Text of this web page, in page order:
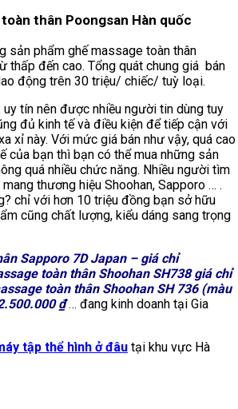
thân Poongsan Hàn quốc
sản phẩm ghế massage toàn thân
thấp đến cao. Tổng quát chung giá bán
động trên 30 triệu/ chiếc/ tuỳ loại.
uy tín nên được nhiều người tin dùng tuy
đủ kinh tế và điều kiện để tiếp cận với
xỉ này. Với mức giá bán như vậy, quá cao
của bạn thì bạn có thể mua những sản
quá nhiều chức năng. Nhiều người tìm
thương hiệu Shoohan, Sapporo … .
chỉ với hơn 10 triệu đồng bạn sở hữu
cũng chất lượng, kiểu dáng sang trọng
Sapporo 7D Japan – giá chỉ
toàn thân Shoohan SH738 giá chỉ
toàn thân Shoohan SH 736 (màu
₫ … đang kinh doanh tại Gia
tập thể hình ở đâu tại khu vực Hà